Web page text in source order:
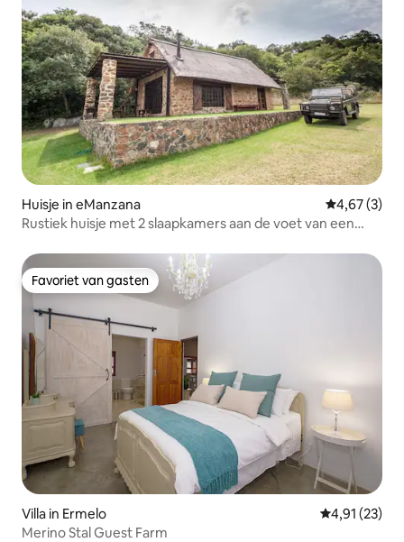
Huisje in eManzana
4,67 (3)
Rustiek huisje met 2 slaapkamers aan de voet van een
Favoriet van gasten
Favoriet van gasten
Villa in Ermelo Gemiddelde
4,91 (23)
Merino Stal Guest Farm